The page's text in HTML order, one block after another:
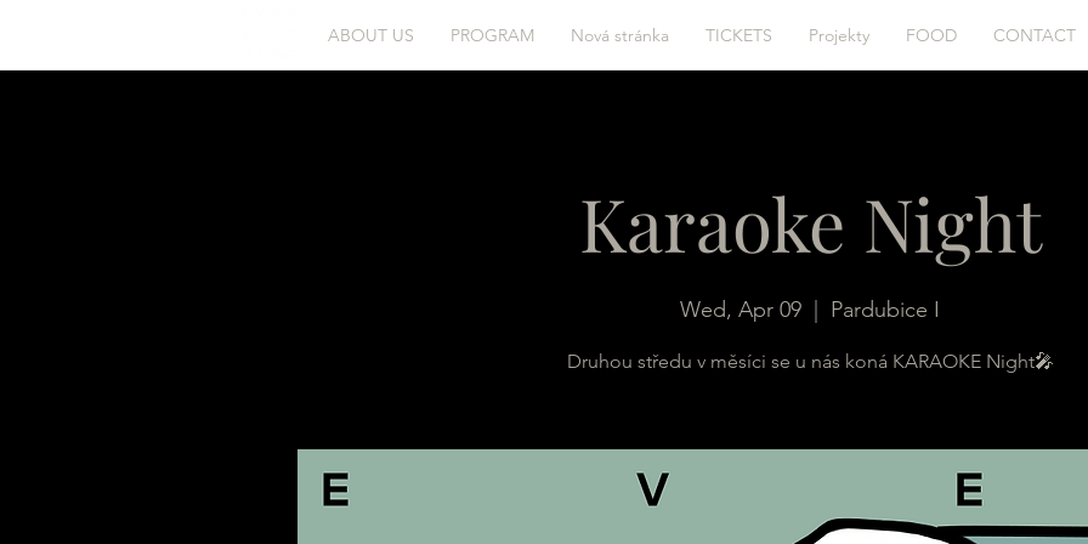
ABOUT US PROGRAM Nová stránka TICKETS Projekty FOOD CONTACT
Karaoke Night
Wed, Apr 09 Pardubice I
Druhou středu v měsíci se u nás koná KARAOKE Night🎤